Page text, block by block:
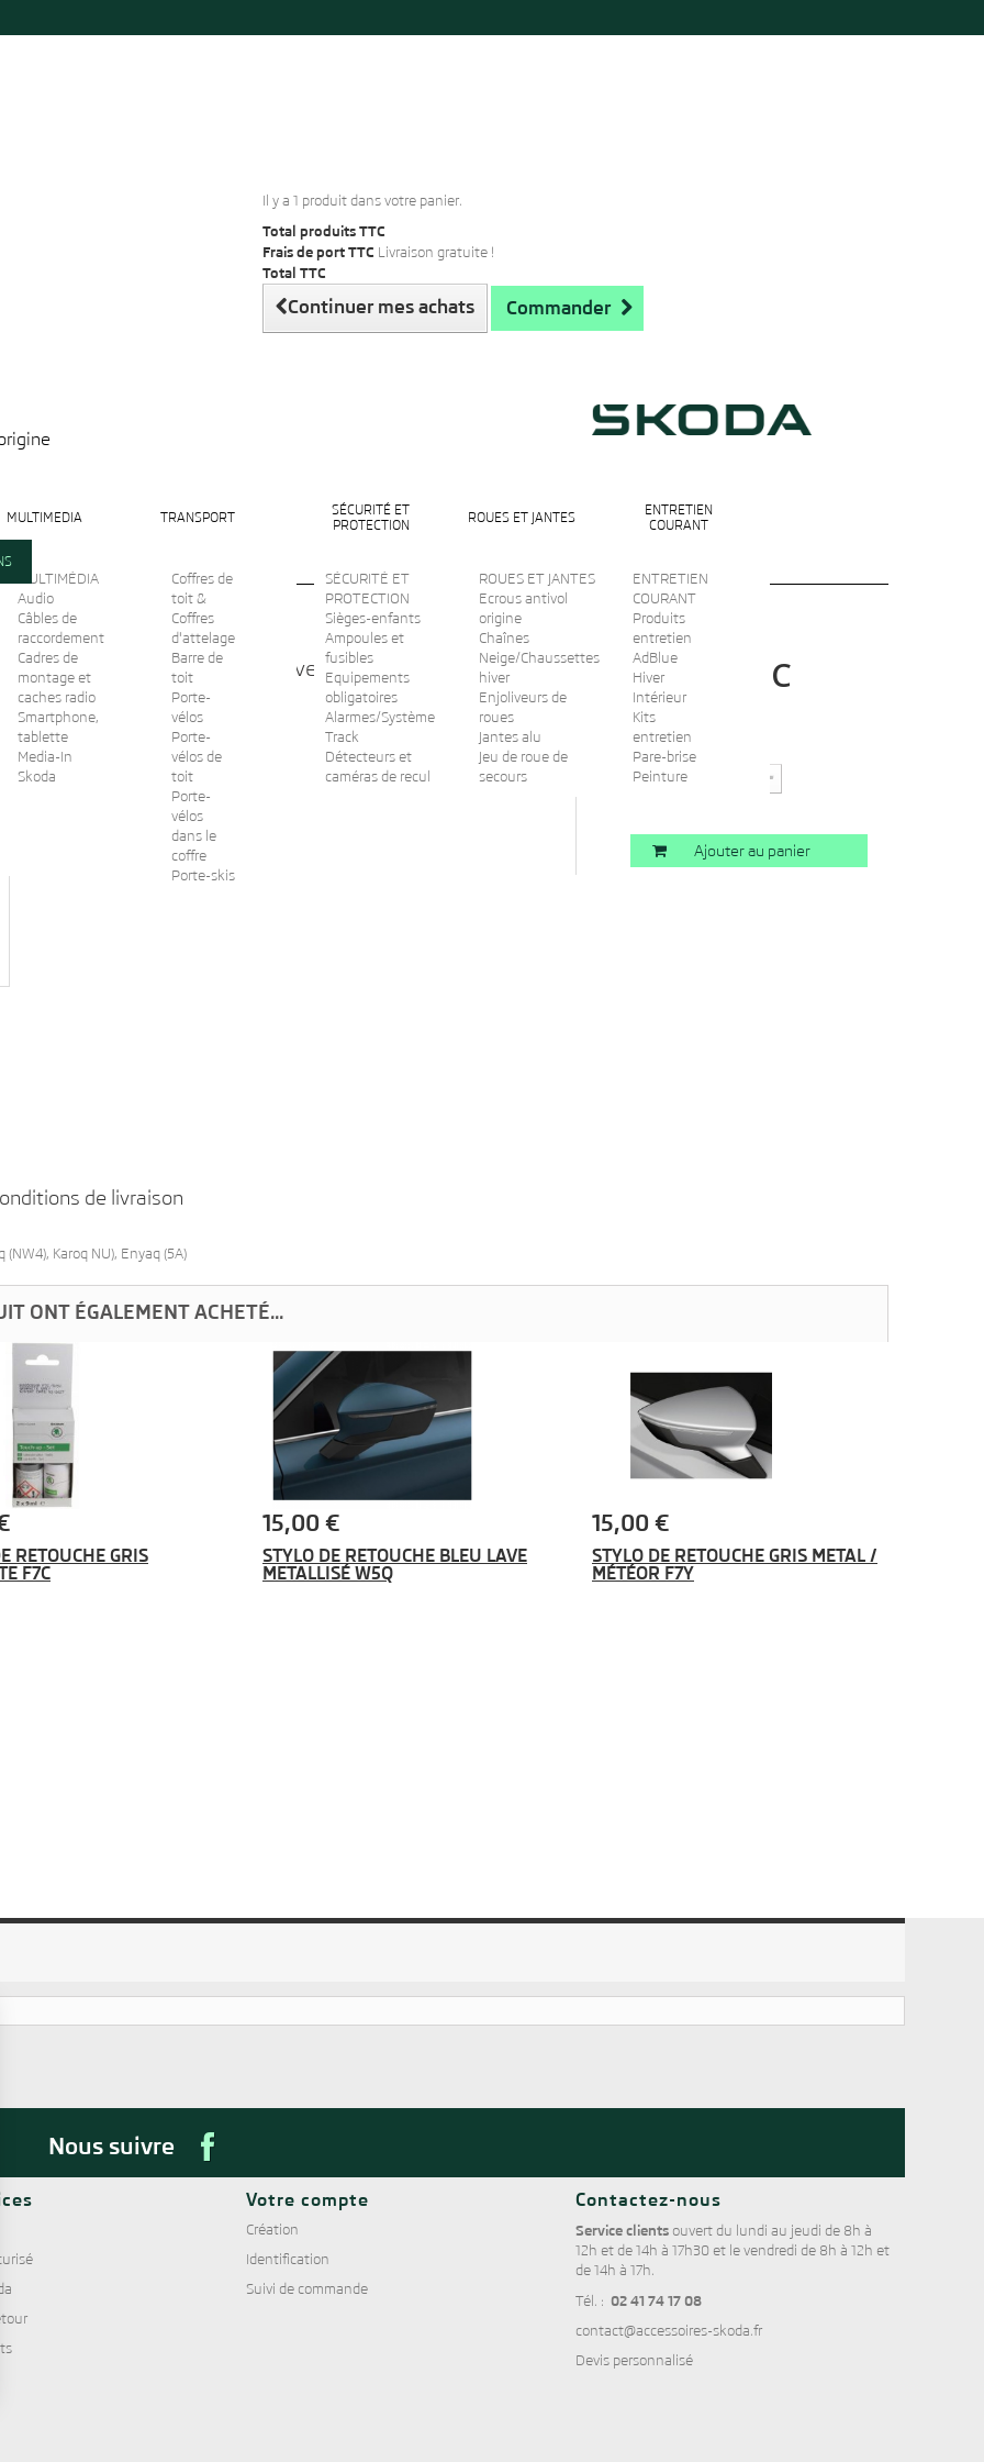
Il y a 1 produit dans votre panier.
Total produits TTC
Frais de port TTC Livraison gratuite !
Total TTC
Continuer mes achats Commander
MULTIMEDIA
MULTIMÉDIA
Audio
Câbles de
raccordement
Cadres de
montage et
caches radio
Smartphone,
tablette
Media-In
Skoda
TRANSPORT
Coffres de
toit &
Coffres
d'attelage
Barre de
toit
Porte-
vélos
Porte-
vélos de
toit
Porte-
vélos
dans le
coffre
Porte-skis
SÉCURITÉ ET
PROTECTION
SÉCURITÉ ET
PROTECTION
Sièges-enfants
Ampoules et
fusibles
Equipements
obligatoires
Alarmes/Système
Track
Détecteurs et
caméras de recul
ROUES ET JANTES
ROUES ET JANTES
Ecrous antivol
origine
Chaînes
Neige/Chaussettes
hiver
Enjoliveurs de
roues
Jantes alu
Jeu de roue de
secours
ENTRETIEN
COURANT
ENTRETIEN
COURANT
Produits
entretien
AdBlue
Hiver
Intérieur
Kits
entretien
Pare-brise
Peinture
Entonnoir remplissage Lave Glace
État : Nouveau
7,00 € TTC
Quantité
Ajouter au panier
de livraison
(NW4), Karoq NU), Enyaq (5A)
ONT ÉGALEMENT ACHETÉ...
RETOUCHE GRIS
F7C
15,00 €
STYLO DE RETOUCHE BLEU LAVE
METALLISÉ W5Q
15,00 €
STYLO DE RETOUCHE GRIS METAL /
MÉTÉOR F7Y
Nous suivre
Votre compte
Création
Identification
Suivi de commande
Contactez-nous
Service clients ouvert du lundi au jeudi de 8h à
12h et de 14h à 17h30 et le vendredi de 8h à 12h et
de 14h à 17h.
Tél. : 02 41 74 17 08
contact@accessoires-skoda.fr
Devis personnalisé